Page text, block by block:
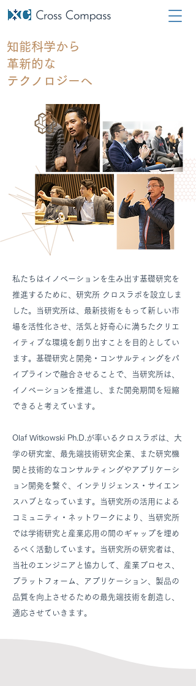
知能科学から
革新的な
​テクノロジーへ
私たちはイノベーションを生み出す基礎研究を
推進するために、研究所 クロスラボを設立しま
した。当研究所は、最新技術をもって新しい市
場を活性化させ、活気と好奇心に満ちたクリエ
イティブな環境を創り出すことを目的としてい
ます。基礎研究と開発・コンサルティングをパ
イプラインで融合させることで、当研究所は、
イノベーションを推進し、また開発期間を短縮
できると考えています。
Olaf Witkowski Ph.D.が率いるクロスラボは、大
学の研究室、最先端技術研究企業、また研究機
関と技術的なコンサルティングやアプリケーシ
ョン開発を繋ぐ、インテリジェンス・サイエン
スハブとなっています。当研究所の活用による
コミュニティ・ネットワークにより、当研究所
では学術研究と産業応用の間のギャップを埋め
るべく活動しています。当研究所の研究者は、
当社のエンジニアと協力して、産業プロセス、
プラットフォーム、アプリケーション、製品の
品質を向上させるための最先端技術を創造し、
適応させていきます。